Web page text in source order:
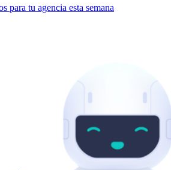
para tu agencia esta semana